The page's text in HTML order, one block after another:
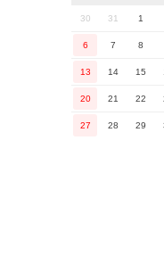
30 31 1
6 7 8
13 14 15
20 21 22
27 28 29